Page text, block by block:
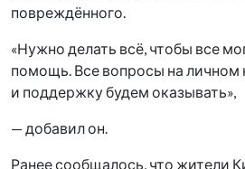
повреждённого.
«Нужно делать всё, чтобы все
помощь. Все вопросы на личном
и поддержку будем оказывать»,
— добавил он.
Ранее сообщалось, что жители